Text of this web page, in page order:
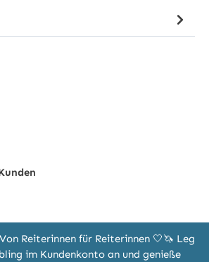
Reiterinnen für Reiterinnen 🤍🦄 Leg
im Kundenkonto an und genieße